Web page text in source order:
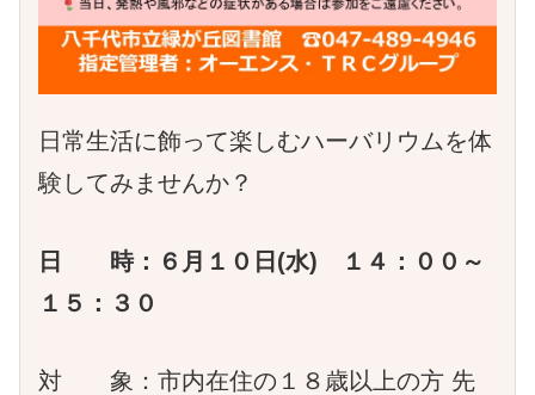
日常生活に飾って楽しむハーバリウムを体
験してみませんか？
日 時：６月１０日(水) １４：００～
１５：３０
対 象：市内在住の１８歳以上の方 先